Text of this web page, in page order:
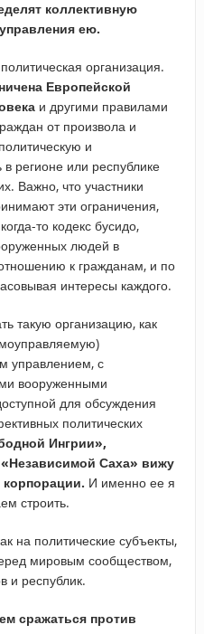
коллективную
ею.
организация.
Европейской
и другими правилами
от произвола и
и
регионе или республике
Важно, что участники
эти ограничения,
то кодекс бусидо,
людей в
к гражданам, и по
интересы каждого.
такую организацию, как
управлением, с
вооруженными
для обсуждения
политических
Ингрии»,
Саха» вижу
корпорации. И именно ее я
строить.
на политические субъекты,
мировым сообществом,
и республик.
сражаться против